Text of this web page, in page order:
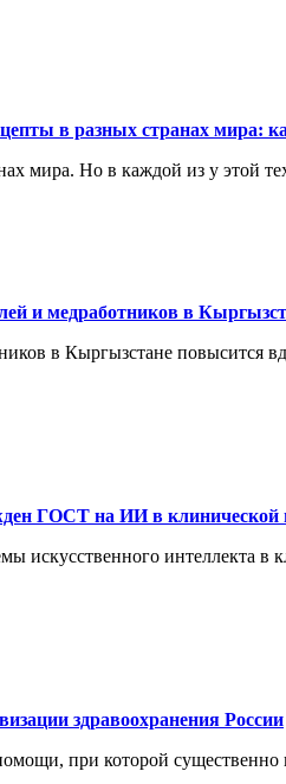
в разных странах мира:
мира. Но в каждой из у этой
и медработников в
в Кыргызстане
ГОСТ на ИИ в клинической
искусственного интеллекта
здравоохранения России
при которой существенно